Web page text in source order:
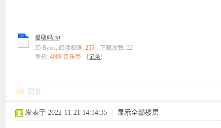
提取码.txt
35 Bytes, 阅读权限: 255 , 下载次数: 22
售价: 4000 音乐币 [记录]
回复
发表于 2022-11-21 14:14:35 显示全部楼层